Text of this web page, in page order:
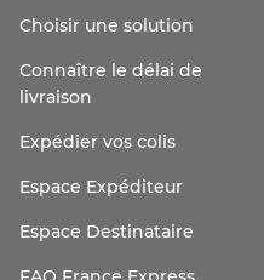
Choisir une solution
Connaître le délai de
livraison
Expédier vos colis
Espace Expéditeur
Espace Destinataire